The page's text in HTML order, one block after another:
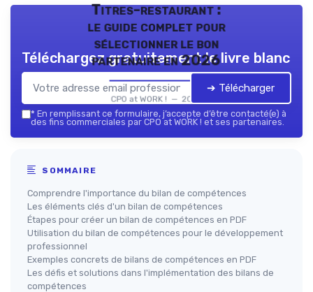
Titres-restaurant :
le guide complet pour
sélectionner le bon
partenaire en 2026
CPO at WORK ! — 2026
Téléchargez gratuitement le livre blanc
➔ Télécharger
* En remplissant ce formulaire, j’accepte d’être contacté(e) à
des fins commerciales par CPO at WORK ! et ses partenaires.
SOMMAIRE
Comprendre l'importance du bilan de compétences
Les éléments clés d'un bilan de compétences
Étapes pour créer un bilan de compétences en PDF
Utilisation du bilan de compétences pour le développement
professionnel
Exemples concrets de bilans de compétences en PDF
Les défis et solutions dans l'implémentation des bilans de
compétences